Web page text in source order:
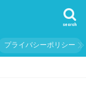
search
プライバシーポリシー